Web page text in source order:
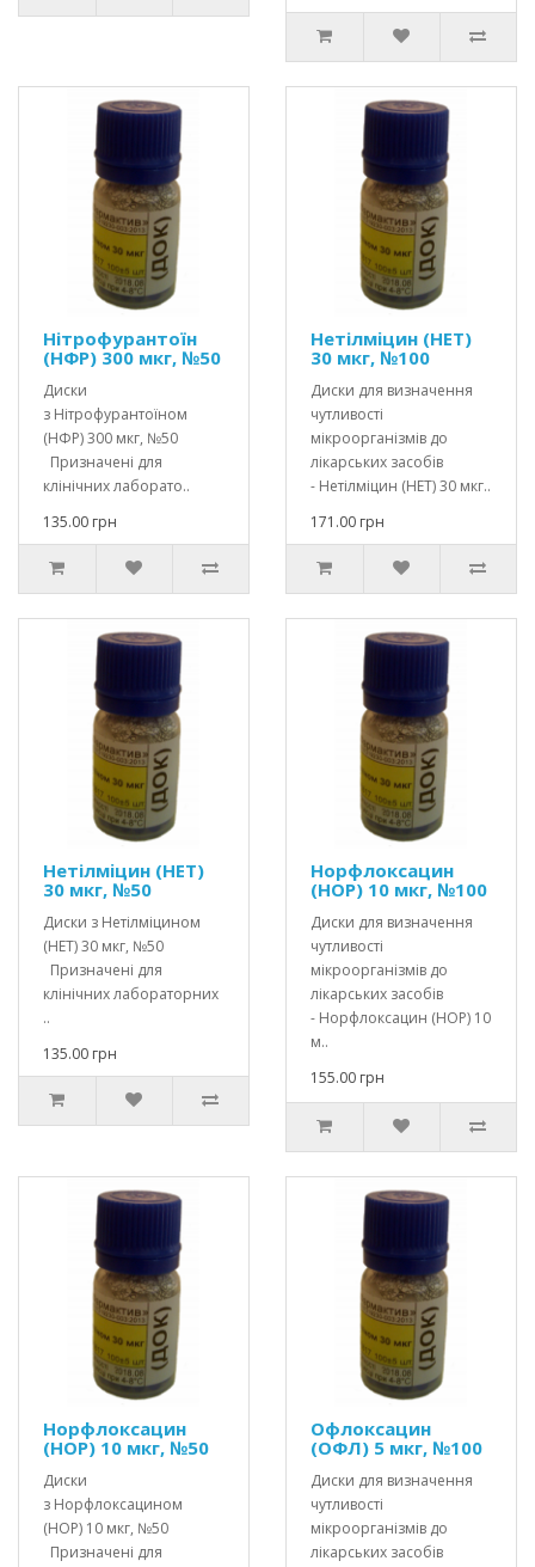
Нітрофурантоїн
(НФР) 300 мкг, №50
Диски
з Нітрофурантоїном
(НФР) 300 мкг, №50
Призначені для
клінічних лаборато..
135.00 грн
Нетілмiцин (НЕТ)
30 мкг, №100
Диски для визначення
чутливості
мікроорганізмів до
лікарських засобів
- Нетілмiцин (НЕТ) 30 мкг..
171.00 грн
Нетілмiцин (НЕТ)
30 мкг, №50
Диски з Нетілмiцином
(НЕТ) 30 мкг, №50
Призначені для
клінічних лабораторних
..
135.00 грн
Норфлоксацин
(НОР) 10 мкг, №100
Диски для визначення
чутливості
мікроорганізмів до
лікарських засобів
- Норфлоксацин (НОР) 10
м..
155.00 грн
Норфлоксацин
(НОР) 10 мкг, №50
Диски
з Норфлоксацином
(НОР) 10 мкг, №50
Призначені для
Офлоксацин
(ОФЛ) 5 мкг, №100
Диски для визначення
чутливості
мікроорганізмів до
лікарських засобів